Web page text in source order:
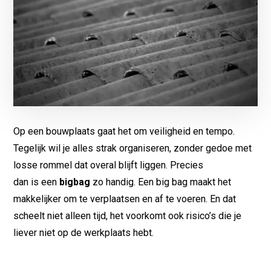
Op een bouwplaats gaat het om veiligheid en tempo.
Tegelijk wil je alles strak organiseren, zonder gedoe met
losse rommel dat overal blijft liggen. Precies
dan is een bigbag zo handig. Een big bag maakt het
makkelijker om te verplaatsen en af te voeren. En dat
scheelt niet alleen tijd, het voorkomt ook risico’s die je
liever niet op de werkplaats hebt.